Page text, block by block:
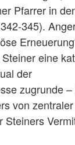
Pfarrer in
345).
eine
der
zugrunde
von